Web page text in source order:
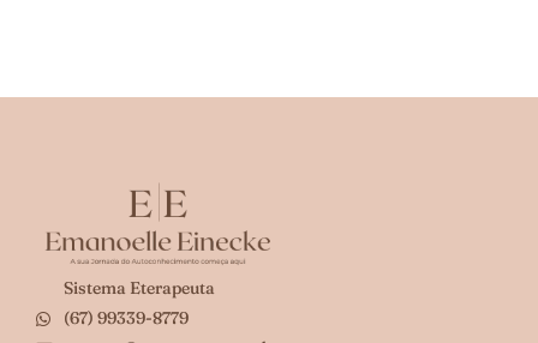
Sistema Eterapeuta
(67) 99339-8779